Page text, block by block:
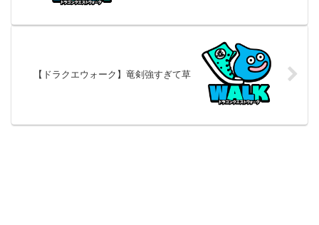
【ドラクエウォーク】竜剣強すぎて草